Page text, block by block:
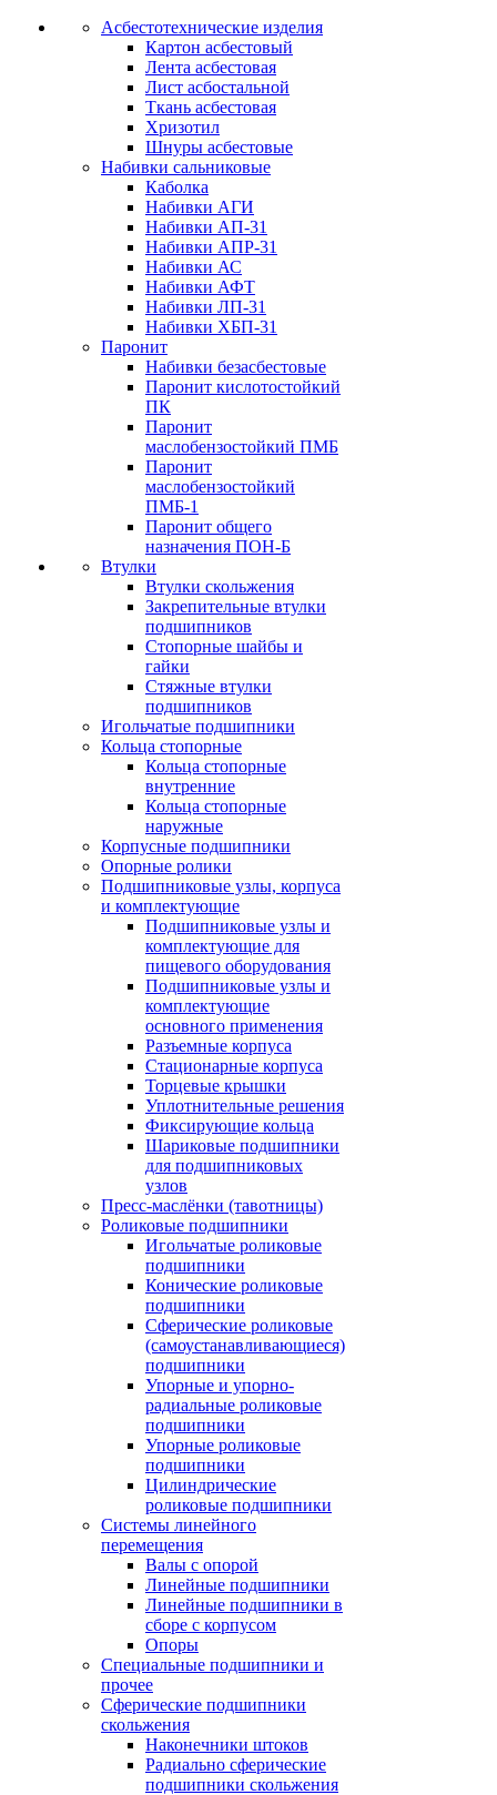
Асбестотехнические изделия
Картон асбестовый
Лента асбестовая
Лист асбостальной
Ткань асбестовая
Хризотил
Шнуры асбестовые
Набивки сальниковые
Каболка
Набивки АГИ
Набивки АП-31
Набивки АПР-31
Набивки АС
Набивки АФТ
Набивки ЛП-31
Набивки ХБП-31
Паронит
Набивки безасбестовые
Паронит кислотостойкий
ПК
Паронит
маслобензостойкий ПМБ
Паронит
маслобензостойкий
ПМБ-1
Паронит общего
назначения ПОН-Б
Втулки
Втулки скольжения
Закрепительные втулки
подшипников
Стопорные шайбы и
гайки
Стяжные втулки
подшипников
Игольчатые подшипники
Кольца стопорные
Кольца стопорные
внутренние
Кольца стопорные
наружные
Корпусные подшипники
Опорные ролики
Подшипниковые узлы, корпуса
и комплектующие
Подшипниковые узлы и
комплектующие для
пищевого оборудования
Подшипниковые узлы и
комплектующие
основного применения
Разъемные корпуса
Стационарные корпуса
Торцевые крышки
Уплотнительные решения
Фиксирующие кольца
Шариковые подшипники
для подшипниковых
узлов
Пресс-маслёнки (тавотницы)
Роликовые подшипники
Игольчатые роликовые
подшипники
Конические роликовые
подшипники
Сферические роликовые
(самоустанавливающиеся)
подшипники
Упорные и упорно-
радиальные роликовые
подшипники
Упорные роликовые
подшипники
Цилиндрические
роликовые подшипники
Системы линейного
перемещения
Валы с опорой
Линейные подшипники
Линейные подшипники в
сборе с корпусом
Опоры
Специальные подшипники и
прочее
Сферические подшипники
скольжения
Наконечники штоков
Радиально сферические
подшипники скольжения